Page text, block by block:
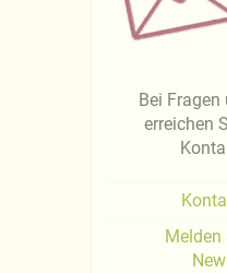
Bei
erreichen
Melden